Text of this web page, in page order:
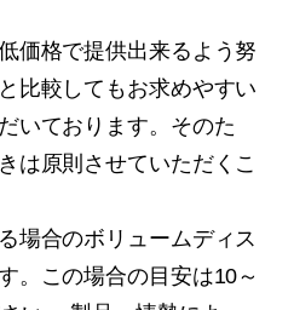
価格で提供出来るよう努
比較してもお求めやすい
いております。そのた
は原則させていただくこ
場合のボリュームディス
。この場合の目安は10～